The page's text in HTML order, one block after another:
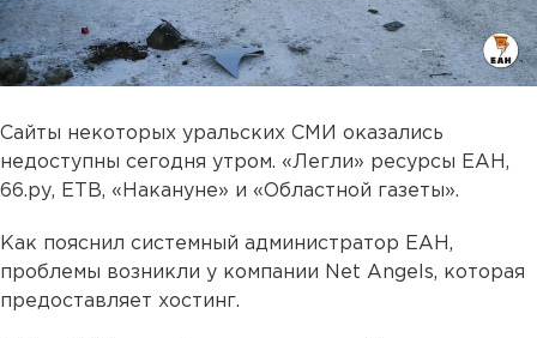
Сайты некоторых уральских СМИ оказались
недоступны сегодня утром. «Легли» ресурсы ЕАН,
66.ру, ЕТВ, «Накануне» и «Областной газеты».
Как пояснил системный администратор ЕАН,
проблемы возникли у компании Net Angels, которая
предоставляет хостинг.